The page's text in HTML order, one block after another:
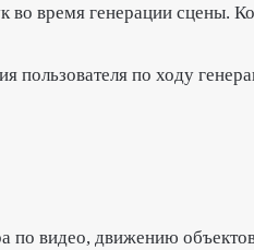
во время генерации сцены.
пользователя по ходу
по видео, движению